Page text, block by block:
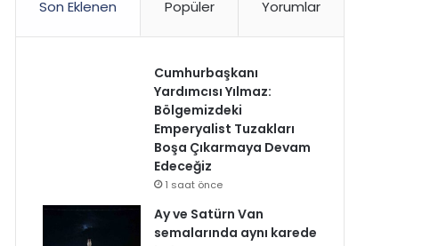
Son Eklenen Popüler Yorumlar
Cumhurbaşkanı
Yardımcısı Yılmaz:
Bölgemizdeki
Emperyalist Tuzakları
Boşa Çıkarmaya Devam
Edeceğiz
1 saat önce
Ay ve Satürn Van
semalarında aynı karede